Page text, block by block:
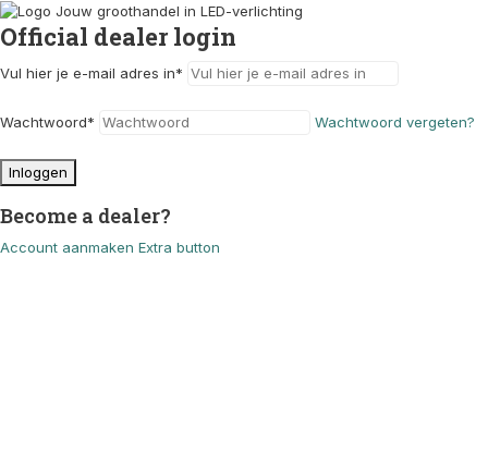
Official dealer login
Vul hier je e-mail adres in*
Wachtwoord* Wachtwoord vergeten?
Inloggen
Become a dealer?
Account aanmaken Extra button